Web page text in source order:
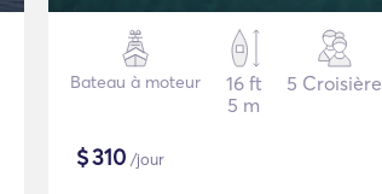
Bateau à moteur
16 ft
5 m
5 Croisière
$310 /jour